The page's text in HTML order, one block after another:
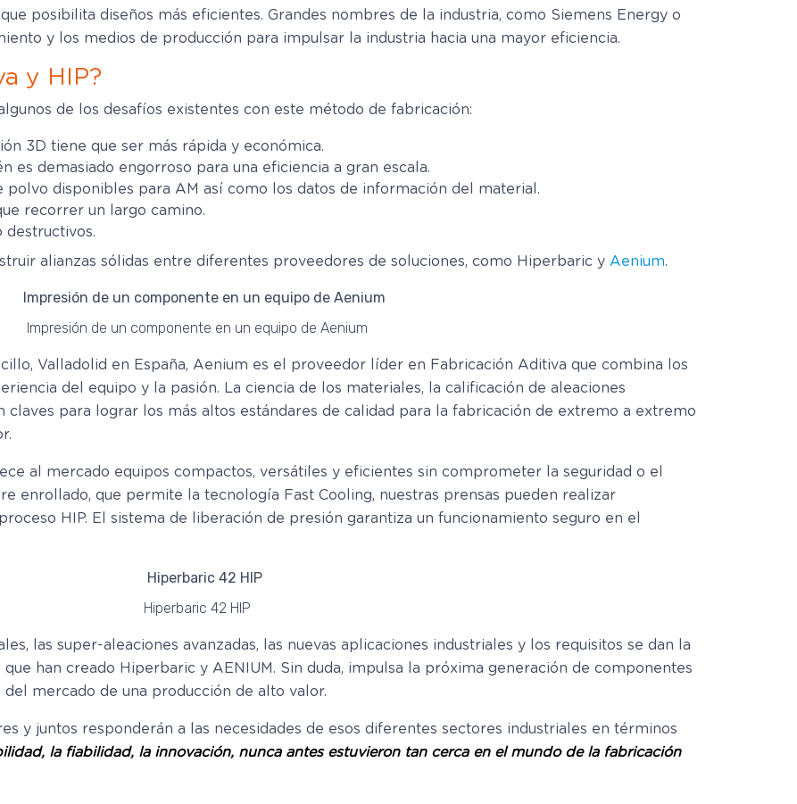
posibilita diseños más eficientes. Grandes nombres de la industria, como Siemens Energy o
y los medios de producción para impulsar la industria hacia una mayor eficiencia.
y HIP?
de los desafíos existentes con este método de fabricación:
3D tiene que ser más rápida y económica.
es demasiado engorroso para una eficiencia a gran escala.
polvo disponibles para AM así como los datos de información del material.
recorrer un largo camino.
destructivos.
alianzas sólidas entre diferentes proveedores de soluciones, como Hiperbaric y Aenium.
Impresión de un componente en un equipo de Aenium
Valladolid en España, Aenium es el proveedor líder en Fabricación Aditiva que combina los
del equipo y la pasión. La ciencia de los materiales, la calificación de aleaciones
claves para lograr los más altos estándares de calidad para la fabricación de extremo a extremo
al mercado equipos compactos, versátiles y eficientes sin comprometer la seguridad o el
enrollado, que permite la tecnología Fast Cooling, nuestras prensas pueden realizar
HIP. El sistema de liberación de presión garantiza un funcionamiento seguro en el
Hiperbaric 42 HIP
las super-aleaciones avanzadas, las nuevas aplicaciones industriales y los requisitos se dan la
han creado Hiperbaric y AENIUM. Sin duda, impulsa la próxima generación de componentes
mercado de una producción de alto valor.
y juntos responderán a las necesidades de esos diferentes sectores industriales en términos
la fiabilidad, la innovación, nunca antes estuvieron tan cerca en el mundo de la fabricación